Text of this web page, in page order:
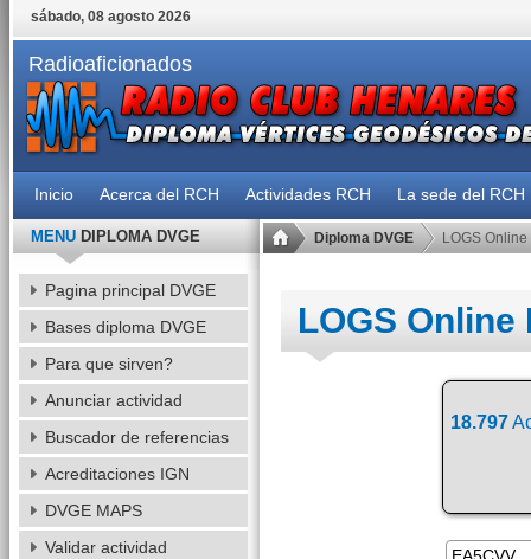
sábado, 08 agosto 2026
Radioaficionados
Inicio Acerca del RCH Actividades RCH La sede del RCH
Diploma DVGE LOGS Online
LOGS Online
18.797
MENUDIPLOMA DVGE
Pagina principal DVGE
Bases diploma DVGE
Para que sirven?
Anunciar actividad
Buscador de referencias
Acreditaciones IGN
DVGE MAPS
Validar actividad